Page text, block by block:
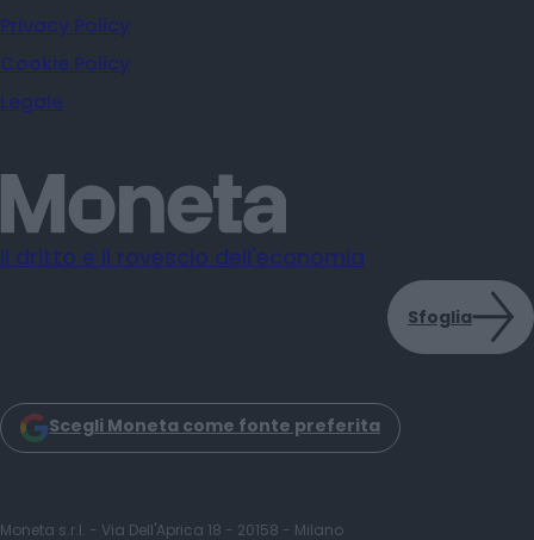
Privacy Policy
Cookie Policy
Legale
Il dritto e il rovescio dell'economia
Sfoglia
Scegli Moneta come fonte preferita
Moneta s.r.l. - Via Dell'Aprica 18 - 20158 - Milano